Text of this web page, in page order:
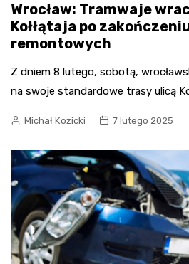
Wrocław: Tramwaje
Kołłątaja po
remontowych
Z dniem 8 lutego, sobotą,
na swoje standardowe trasy ulicą
Michał Kozicki 7 lutego 2025